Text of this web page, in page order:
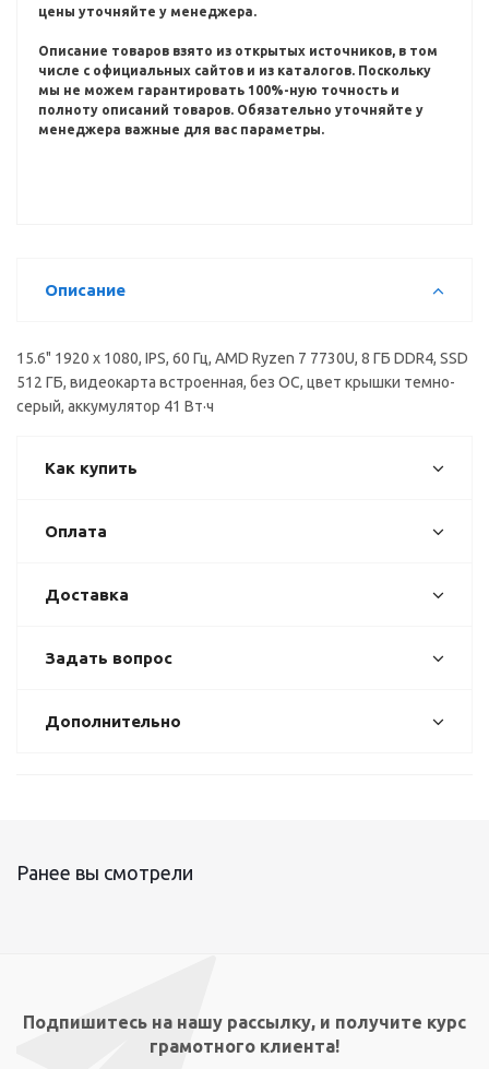
цены уточняйте у менеджера.
Описание товаров взято из открытых источников, в том
числе с официальных сайтов и из каталогов. Поскольку
мы не можем гарантировать 100%-ную точность и
полноту описаний товаров. Обязательно уточняйте у
менеджера важные для вас параметры.
Описание
15.6" 1920 x 1080, IPS, 60 Гц, AMD Ryzen 7 7730U, 8 ГБ DDR4, SSD
512 ГБ, видеокарта встроенная, без ОС, цвет крышки темно-
серый, аккумулятор 41 Вт·ч
Как купить
Оплата
Доставка
Задать вопрос
Дополнительно
Ранее вы смотрели
Подпишитесь на нашу рассылку, и получите курс
грамотного клиента!